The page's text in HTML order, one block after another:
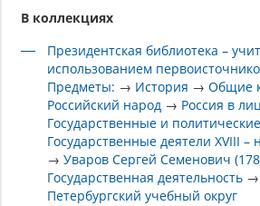
В коллекциях
Президентская библиотека –
использованием
Предметы: → История →Общие
Российский народ → Россия в
Государственные и
Государственные деятели XVIII –
→Уваров Сергей Семенович
Государственная деятельность
Петербургский учебный округ